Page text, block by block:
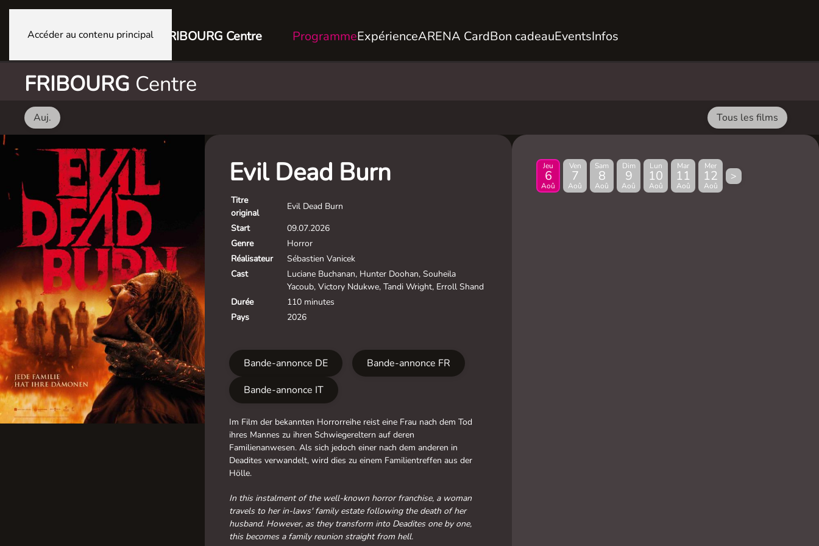
Accéder au contenu principal FRIBOURG Centre ProgrammeExpérienceARENA CardBon cadeauEventsInfos
FRIBOURG Centre
Auj. Tous les films
Evil Dead Burn
Titre
original
Evil Dead Burn
Start
09.07.2026
Genre
Horror
Réalisateur
Sébastien Vanicek
Cast
Luciane Buchanan, Hunter Doohan, Souheila
Yacoub, Victory Ndukwe, Tandi Wright, Erroll Shand
Durée
110 minutes
Pays
2026
Bande-annonce DE
Bande-annonce FR
Bande-annonce IT
Im Film der bekannten Horrorreihe reist eine Frau nach dem Tod
ihres Mannes zu ihren Schwiegereltern auf deren
Familienanwesen. Als sich jedoch einer nach dem anderen in
Deadites verwandelt, wird dies zu einem Familientreffen aus der
Hölle.
In this instalment of the well-known horror franchise, a woman
travels to her in-laws' family estate following the death of her
husband. However, as they transform into Deadites one by one,
this becomes a family reunion straight from hell.
Jeu
6
Aoû
Ven
7
Aoû
Sam
8
Aoû
Dim
9
Aoû
Lun
10
Aoû
Mar
11
Aoû
Mer
12
Aoû
>